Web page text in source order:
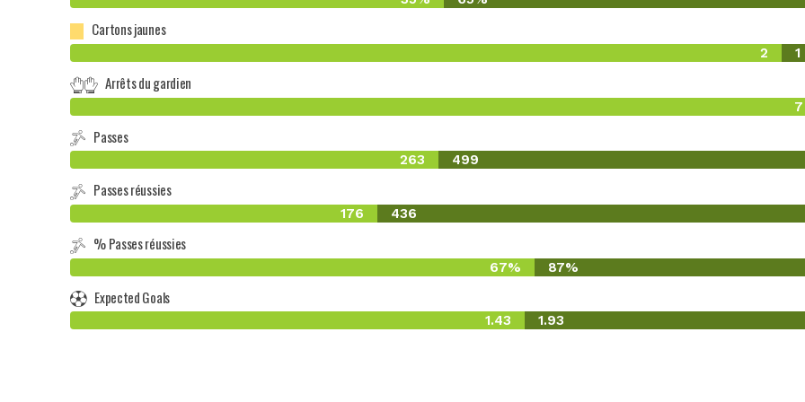
Cartons jaunes
2 1
Arrêts du gardien
7
Passes
263 499
Passes réussies
176 436
% Passes réussies
67% 87%
Expected Goals
1.43 1.93